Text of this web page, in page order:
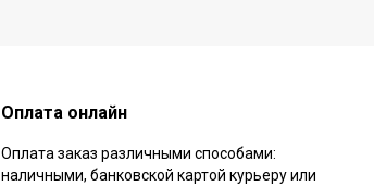
Оплата онлайн
Оплата заказ различными способами:
наличными, банковской картой курьеру или